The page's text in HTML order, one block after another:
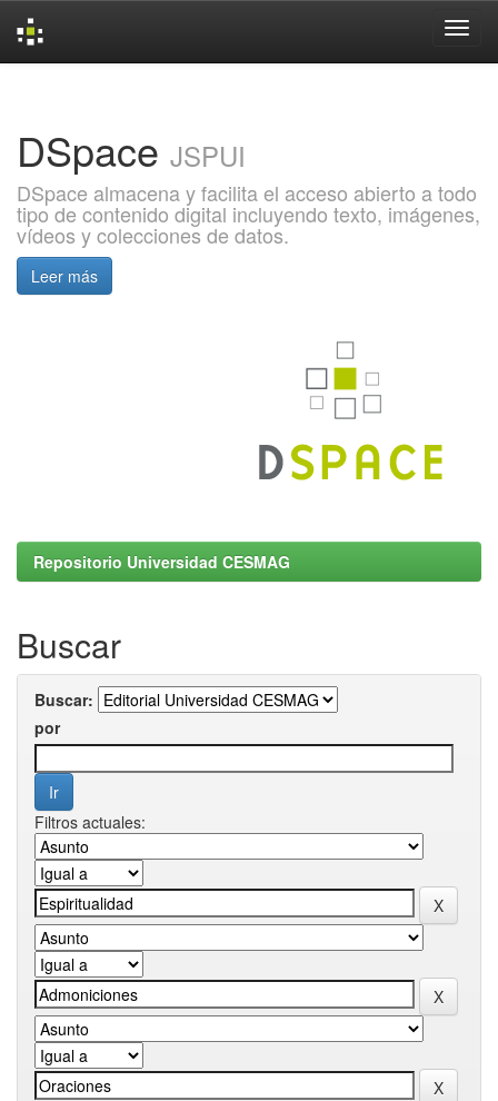
DSpace JSPUI
DSpace almacena y facilita el acceso abierto a todo
tipo de contenido digital incluyendo texto, imágenes,
vídeos y colecciones de datos.
Leer más
Repositorio Universidad CESMAG
Buscar
Buscar:
por
Filtros actuales: